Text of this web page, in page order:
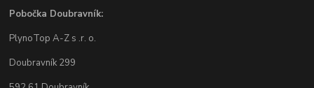
Pobočka Doubravník:
PlynoTop A-Z s .r. o.
Doubravník 299